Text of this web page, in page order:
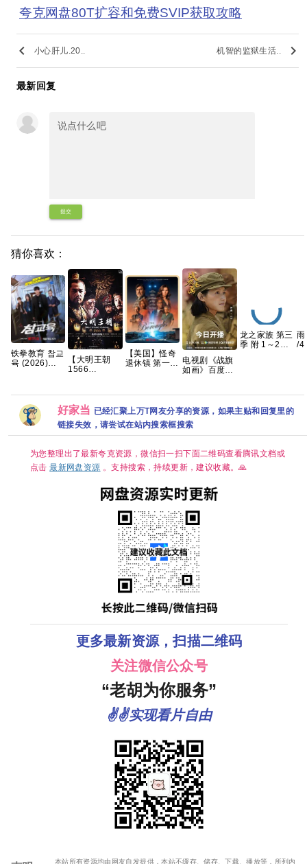
夸克网盘80T扩容和免费SVIP获取攻略
keyboard_arrow_left 小心肝儿.20.. 机智的监狱生活.. keyboard_arrow_right
最新回复
提交
猜你喜欢：
铁拳教育 참교
육 (2026)
【大明王朝
1566
瑞】【国剧46
集全】
【1080P】
【国语中字
（79.6GB）】
分】【剧情 /
历史】【陈宝
倪大红 】夸克
【美国】怪奇
退休镇 第一季
克
电视剧《战旗
如画》百度云
龙之家族 第三
季 附 1～2季
左右】
/
好家当 已经汇聚上万T网友分享的资源，如果主贴和回复里的
链接失效，请尝试在站内搜索框搜索
为您整理出了最新夸克资源，微信扫一扫下面二维码查看腾讯文档或
点击最新网盘资源 。支持搜索，持续更新，建议收藏。🙏
更多最新资源，扫描二维码
关注微信公众号
“老胡为你服务”
✌✌实现看片自由
本站所有资源均由网友自发提供，本站不缓存、储存、下载、播放等，所列内